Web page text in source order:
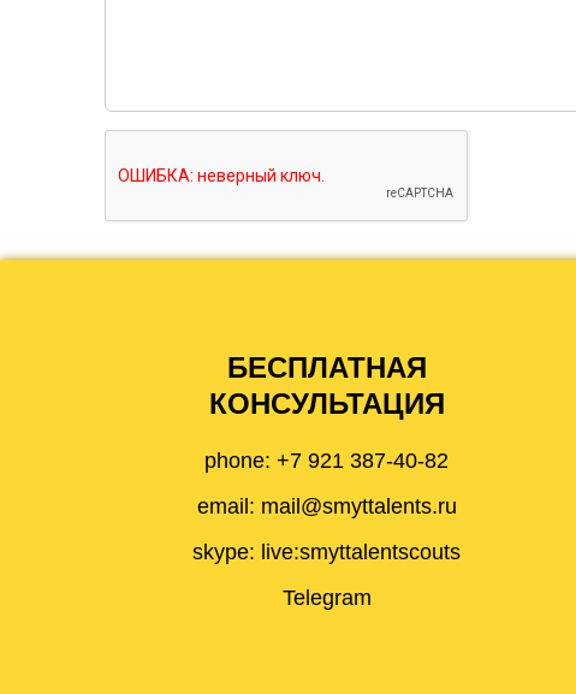
БЕСПЛАТНАЯ
КОНСУЛЬТАЦИЯ
phone: +7 921 387-40-82
email: mail@smyttalents.ru
skype: live:smyttalentscouts
Telegram